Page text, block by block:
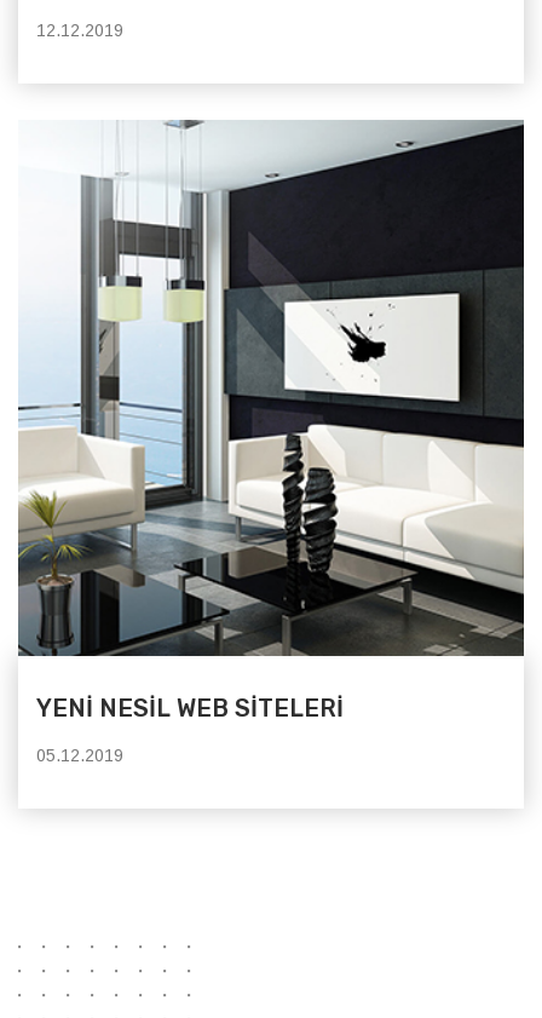
12.12.2019
YENİ NESİL WEB SİTELERİ
05.12.2019